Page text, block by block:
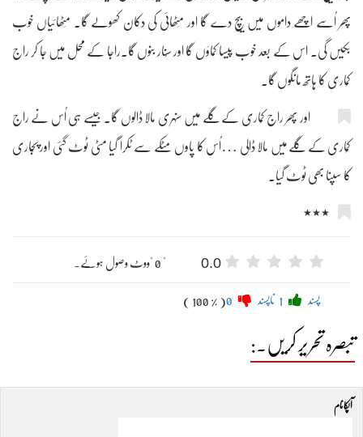
پھر اُسے اچھے داموں میں بیچ دے گا اور مِٹھائی کی دکان کھولے گا۔ مِٹھائیاں خوب
بکیں گی۔ اس کے بعد خوب پیسا کماؤں گا اور سُنار بنوں گا۔راجا کے محل میں جا کر راج
کُماری کا ہاتھ مانگوں گا۔
اور پھر راج کُماری کے گلے میں سنہری مالا ڈالوں گا۔ جیسے ہی اُس نے راج
کُماری کے گلے میں مالا ڈالی …اُس کا پاوں مٹکے سے ٹکرا گیا مٹی ٹوٹ گئی اور پُجاری
کا سپنا بھی ٹوٹ گیا۔
٭٭٭
0.0 " 0 "ووٹ وصول ہوئے۔
پسند ناپسند ( 100 % )
تبصرہ تحریر کریں۔:
آپکا نام